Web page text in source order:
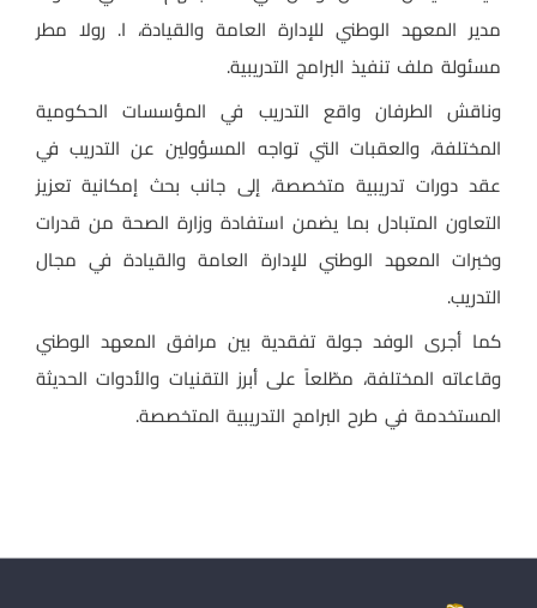
مدير المعهد الوطني للإدارة العامة والقيادة، ا. رولا مطر
مسئولة ملف تنفيذ البرامج التدريبية.
وناقش الطرفان واقع التدريب في المؤسسات الحكومية
المختلفة، والعقبات التي تواجه المسؤولين عن التدريب في
عقد دورات تدريبية متخصصة، إلى جانب بحث إمكانية تعزيز
التعاون المتبادل بما يضمن استفادة وزارة الصحة من قدرات
وخبرات المعهد الوطني للإدارة العامة والقيادة في مجال
التدريب.
كما أجرى الوفد جولة تفقدية بين مرافق المعهد الوطني
وقاعاته المختلفة، مطّلعاً على أبرز التقنيات والأدوات الحديثة
المستخدمة في طرح البرامج التدريبية المتخصصة.